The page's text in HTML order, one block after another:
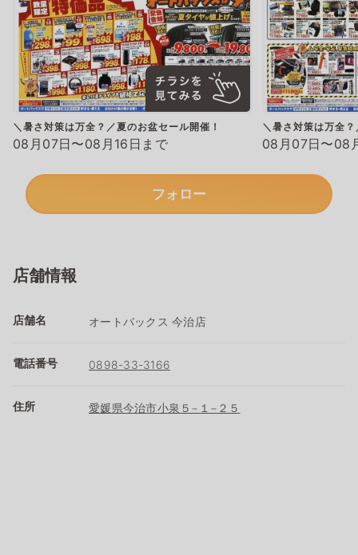
＼暑さ対策は万全？／夏のお盆セール開催！
08月07日〜08月16日まで
＼暑さ対策は万全
08月07日〜08
フォロー
店舗情報
店舗名 オートバックス 今治店
電話番号 0898-33-3166
住所 愛媛県今治市小泉５−１−２５